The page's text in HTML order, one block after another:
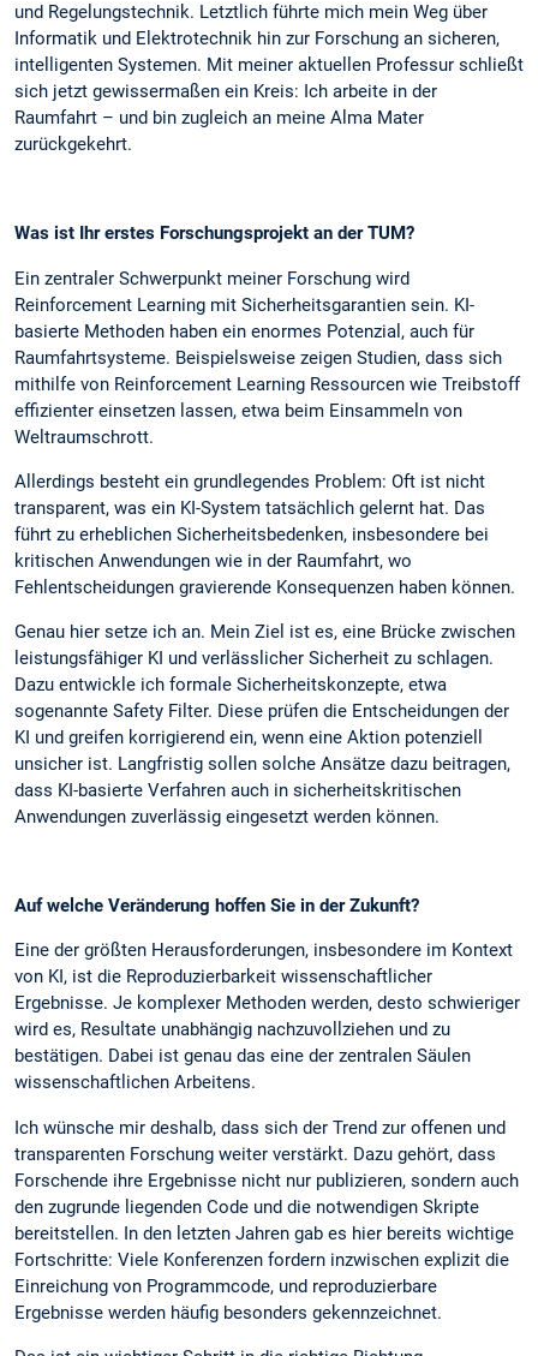
und Regelungstechnik. Letztlich führte mich mein Weg über
Informatik und Elektrotechnik hin zur Forschung an sicheren,
intelligenten Systemen. Mit meiner aktuellen Professur schließt
sich jetzt gewissermaßen ein Kreis: Ich arbeite in der
Raumfahrt – und bin zugleich an meine Alma Mater
zurückgekehrt.
Was ist Ihr erstes Forschungsprojekt an der TUM?
Ein zentraler Schwerpunkt meiner Forschung wird
Reinforcement Learning mit Sicherheitsgarantien sein. KI-
basierte Methoden haben ein enormes Potenzial, auch für
Raumfahrtsysteme. Beispielsweise zeigen Studien, dass sich
mithilfe von Reinforcement Learning Ressourcen wie Treibstoff
effizienter einsetzen lassen, etwa beim Einsammeln von
Weltraumschrott.
Allerdings besteht ein grundlegendes Problem: Oft ist nicht
transparent, was ein KI-System tatsächlich gelernt hat. Das
führt zu erheblichen Sicherheitsbedenken, insbesondere bei
kritischen Anwendungen wie in der Raumfahrt, wo
Fehlentscheidungen gravierende Konsequenzen haben können.
Genau hier setze ich an. Mein Ziel ist es, eine Brücke zwischen
leistungsfähiger KI und verlässlicher Sicherheit zu schlagen.
Dazu entwickle ich formale Sicherheitskonzepte, etwa
sogenannte Safety Filter. Diese prüfen die Entscheidungen der
KI und greifen korrigierend ein, wenn eine Aktion potenziell
unsicher ist. Langfristig sollen solche Ansätze dazu beitragen,
dass KI-basierte Verfahren auch in sicherheitskritischen
Anwendungen zuverlässig eingesetzt werden können.
Auf welche Veränderung hoffen Sie in der Zukunft?
Eine der größten Herausforderungen, insbesondere im Kontext
von KI, ist die Reproduzierbarkeit wissenschaftlicher
Ergebnisse. Je komplexer Methoden werden, desto schwieriger
wird es, Resultate unabhängig nachzuvollziehen und zu
bestätigen. Dabei ist genau das eine der zentralen Säulen
wissenschaftlichen Arbeitens.
Ich wünsche mir deshalb, dass sich der Trend zur offenen und
transparenten Forschung weiter verstärkt. Dazu gehört, dass
Forschende ihre Ergebnisse nicht nur publizieren, sondern auch
den zugrunde liegenden Code und die notwendigen Skripte
bereitstellen. In den letzten Jahren gab es hier bereits wichtige
Fortschritte: Viele Konferenzen fordern inzwischen explizit die
Einreichung von Programmcode, und reproduzierbare
Ergebnisse werden häufig besonders gekennzeichnet.